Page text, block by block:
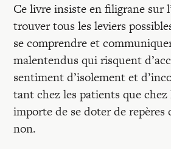
Ce livre insiste en filigrane sur
trouver tous les leviers
se comprendre et
malentendus qui risquent
sentiment d’isolement et
tant chez les patients que
importe de se doter de
non.